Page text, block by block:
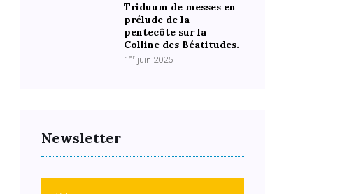
Triduum de messes en
prélude de la
pentecôte sur la
Colline des Béatitudes.
1er juin 2025
Newsletter